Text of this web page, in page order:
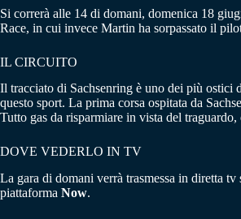
Si correrà alle 14 di domani, domenica 18
Race, in cui invece Martin ha sorpassato il
IL CIRCUITO
Il tracciato di Sachsenring è uno dei più ostici
questo sport. La prima corsa ospitata da
Tutto gas da risparmiare in vista del
DOVE VEDERLO IN TV
La gara di domani verrà trasmessa in diretta tv
piattaforma Now.